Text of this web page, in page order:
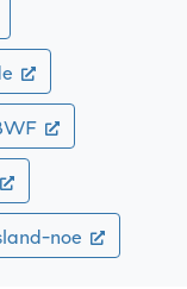
Verweis)
(Externer
(Externer
(Externer Verweis)
noe